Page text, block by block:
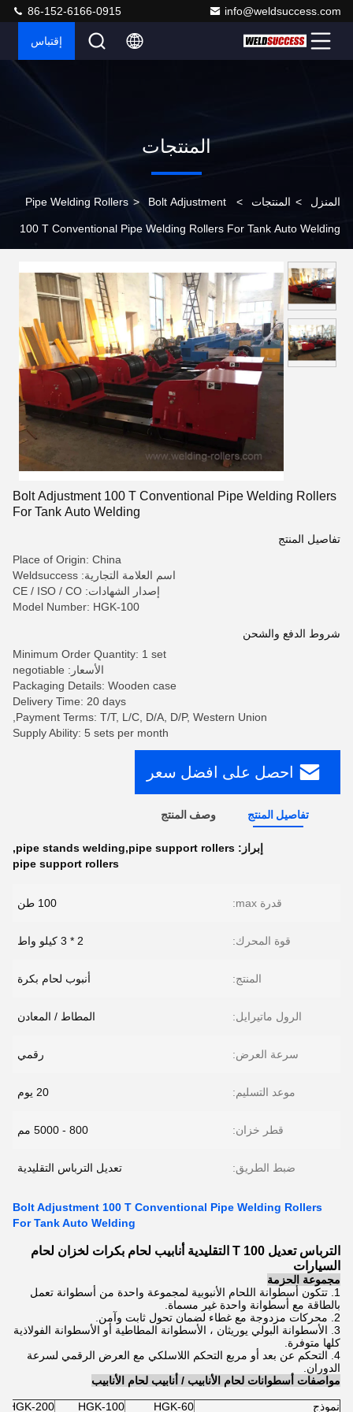
info@weldsuccess.com
86-152-6166-0915
إقتباس
المنتجات
المنزل > المنتجات >
Pipe Welding Rollers > Bolt Adjustment
100 T Conventional Pipe Welding Rollers For Tank Auto Welding
Bolt Adjustment 100 T Conventional Pipe Welding Rollers
For Tank Auto Welding
تفاصيل المنتج
Place of Origin: China
اسم العلامة التجارية: Weldsuccess
إصدار الشهادات: CE / ISO / CO
Model Number: HGK-100
شروط الدفع والشحن
Minimum Order Quantity: 1 set
الأسعار: negotiable
Packaging Details: Wooden case
Delivery Time: 20 days
Payment Terms: T/T, L/C, D/A, D/P, Western Union,
Supply Ability: 5 sets per month
احصل على افضل سعر
تفاصيل المنتج وصف المنتج
إبراز: pipe stands welding,pipe support rollers
,
pipe support rollers
قدرة max: 100 طن
قوة المحرك: 2 * 3 كيلو واط
المنتج: أنبوب لحام بكرة
الرول ماتيرايل: المطاط / المعادن
سرعة العرض: رقمي
موعد التسليم: 20 يوم
قطر خزان: 800 - 5000 مم
ضبط الطريق: تعديل الترباس التقليدية
Bolt Adjustment 100 T Conventional Pipe Welding Rollers
For Tank Auto Welding
الترباس تعديل 100 T التقليدية أنابيب لحام بكرات لخزان لحام
السيارات
مجموعة الحزمة
1. تتكون أسطوانة اللحام الأنبوبية لمجموعة واحدة من أسطوانة تعمل
بالطاقة مع أسطوانة واحدة غير مسماة.
2. محركات مزدوجة مع غطاء لضمان تحول ثابت وآمن.
3. الأسطوانة البولي يوريثان ، الأسطوانة المطاطية أو الأسطوانة الفولاذية
كلها متوفرة.
4. التحكم عن بعد أو مربع التحكم اللاسلكي مع العرض الرقمي لسرعة
الدوران.
مواصفات أسطوانات لحام الأنابيب / أنابيب لحام الأنابيب
نموذج HGK-60
HGK-100
HGK-200